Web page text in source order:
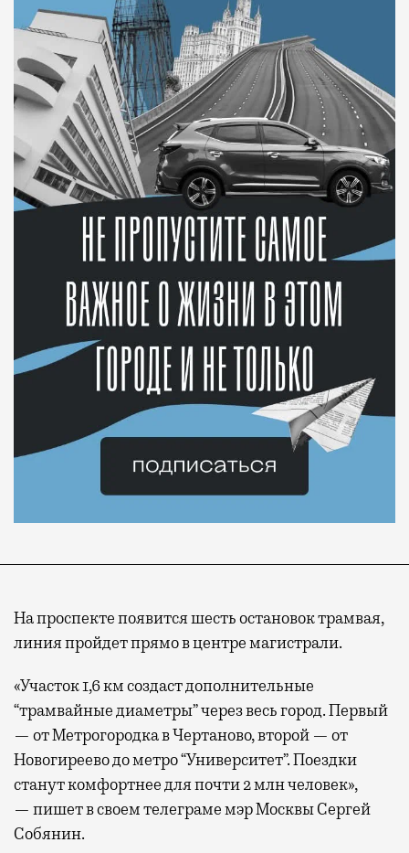
На проспекте появится шесть остановок трамвая,
линия пройдет прямо в центре магистрали.
«Участок 1,6 км создаст дополнительные
“трамвайные диаметры” через весь город. Первый
— от Метрогородка в Чертаново, второй — от
Новогиреево до метро “Университет”. Поездки
станут комфортнее для почти 2 млн человек»,
— пишет в своем телеграме мэр Москвы Сергей
Собянин.